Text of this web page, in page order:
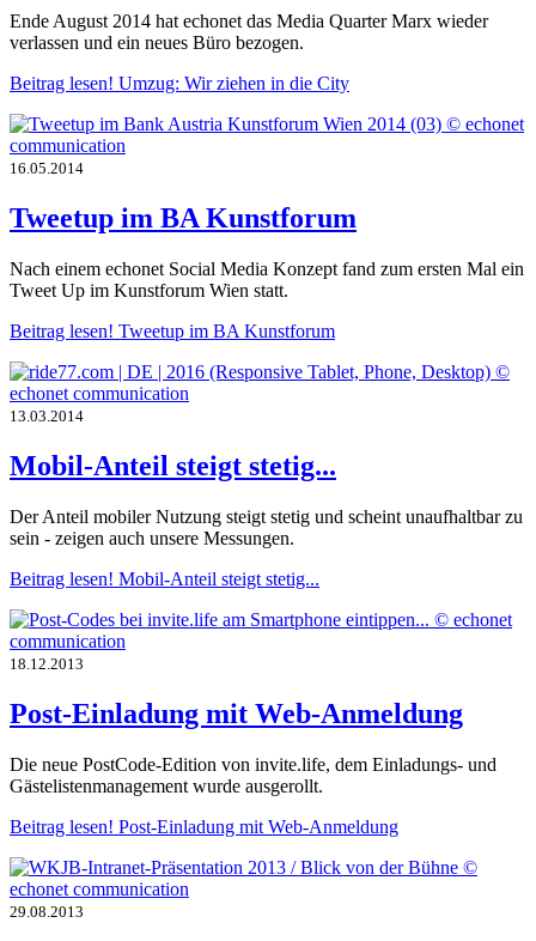
Ende August 2014 hat echonet das Media Quarter Marx wieder
verlassen und ein neues Büro bezogen.
Beitrag lesen! Umzug: Wir ziehen in die City
16.05.2014
Tweetup im BA Kunstforum
Nach einem echonet Social Media Konzept fand zum ersten Mal ein
Tweet Up im Kunstforum Wien statt.
Beitrag lesen! Tweetup im BA Kunstforum
13.03.2014
Mobil-Anteil steigt stetig...
Der Anteil mobiler Nutzung steigt stetig und scheint unaufhaltbar zu
sein - zeigen auch unsere Messungen.
Beitrag lesen! Mobil-Anteil steigt stetig...
18.12.2013
Post-Einladung mit Web-Anmeldung
Die neue PostCode-Edition von invite.life, dem Einladungs- und
Gästelistenmanagement wurde ausgerollt.
Beitrag lesen! Post-Einladung mit Web-Anmeldung
29.08.2013